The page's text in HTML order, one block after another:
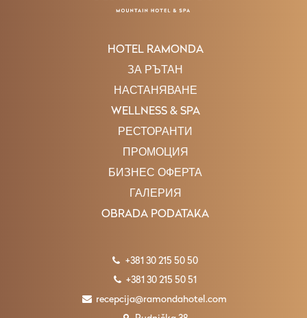
HOTEL RAMONDA
ЗА РЪТАН
НАСТАНЯВАНЕ
WELLNESS & SPA
РЕСТОРАНТИ
ПРОМОЦИЯ
БИЗНЕС ОФЕРТА
ГАЛЕРИЯ
OBRADA PODATAKA
+381 30 215 50 50
+381 30 215 50 51
recepcija@ramondahotel.com